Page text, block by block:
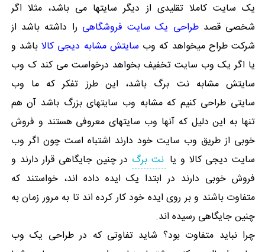
یک سایت کاملا تقلیدی از دیگر سایتها می باشد، مثلا اگر
شخصی قصدطراحی یک سایت فروشگاهی را داشته باشد از
شرکت طراح میخواهد که وب سایتش مشابه دیجی کالا باشد و
یا اگر یک وب سایت تخفیف بخواهد درخواست می کند ک وب
سایتش مشابه نت برگ باشد، این طرز تفکر که ما وب
سایتی طراحی کنیم که مشابه وب سایتهای بزرگ باشد آن هم
تنها به این دلیل که آنها وب سایتهای معروفی هستند و فروش
خوبی از طریق وب سایت خود دارند اشتباه است چون اگر وب
سایت دیجی کالا و یا نت برگ در چنین جایگاهی قرار دارند و
فروش خوبی دارند در ابتدا یک ایده داده اند، خواستند که
متفاوت باشند و بر روی ایده خود کار کرده اند تا به مرور زمان به
چنین جایگاهی رسیده اند.
چرا نباید متفاوت بود؟ شاید تفاوتی که در طراحی یک وب